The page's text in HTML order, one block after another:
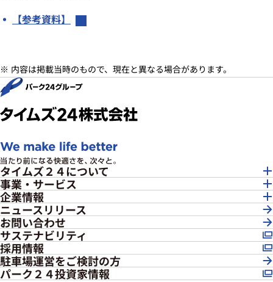
【参考資料】
内容は掲載当時のもので、現在と異なる場合があります。
タイムズ２４について
事業・サービス
企業情報
ニュースリリース
お問い合わせ
サステナビリティ
採用情報
駐車場運営をご検討の方
パーク２４投資家情報